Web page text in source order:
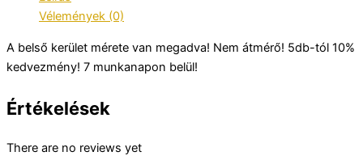
Vélemények (0)
A belső kerület mérete van megadva! Nem átmérő! 5db-tól 10%
kedvezmény! 7 munkanapon belül!
Értékelések
There are no reviews yet